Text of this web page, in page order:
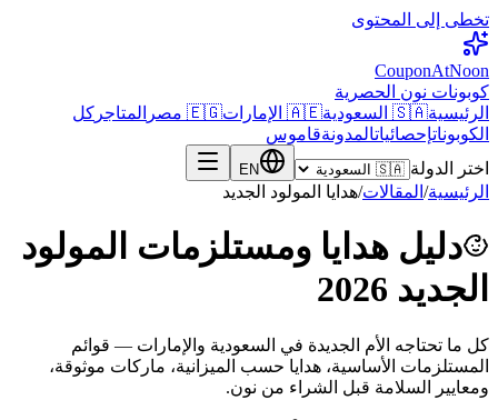
تخطى إلى المحتوى
CouponAtNoon
كوبونات نون الحصرية
الرئيسية🇸🇦 السعودية 🇦🇪 الإمارات 🇪🇬 مصر المتاجر كل
الكوبوناتإحصائياتالمدونةقاموس
اختر الدولة
EN
الرئيسية/ المقالات/هدايا المولود الجديد
دليل هدايا ومستلزمات المولود
الجديد 2026
كل ما تحتاجه الأم الجديدة في السعودية والإمارات — قوائم
المستلزمات الأساسية، هدايا حسب الميزانية، ماركات موثوقة،
ومعايير السلامة قبل الشراء من نون.